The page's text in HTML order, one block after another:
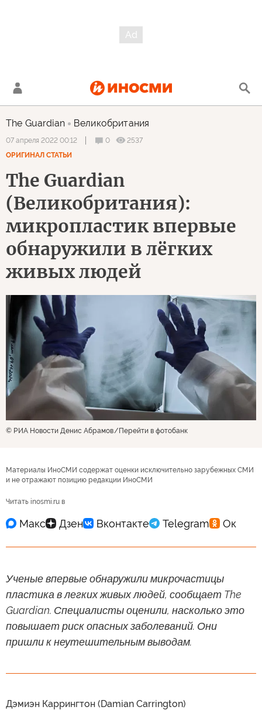
The Guardian Великобритания
07 апреля 2022 00:12 0
2537
ОРИГИНАЛ СТАТЬИ
The Guardian
(Великобритания):
микропластик впервые
обнаружили в лёгких
живых людей
© РИА Новости Денис Абрамов Перейти в фотобанк
Материалы ИноСМИ содержат оценки исключительно зарубежных СМИ
и не отражают позицию редакции ИноСМИ
Читать inosmi.ru в
Ученые впервые обнаружили микрочастицы
пластика в легких живых людей, сообщает The
Guardian. Специалисты оценили, насколько это
повышает риск опасных заболеваний. Они
пришли к неутешительным выводам.
Дэмиэн Каррингтон (Damian Carrington)